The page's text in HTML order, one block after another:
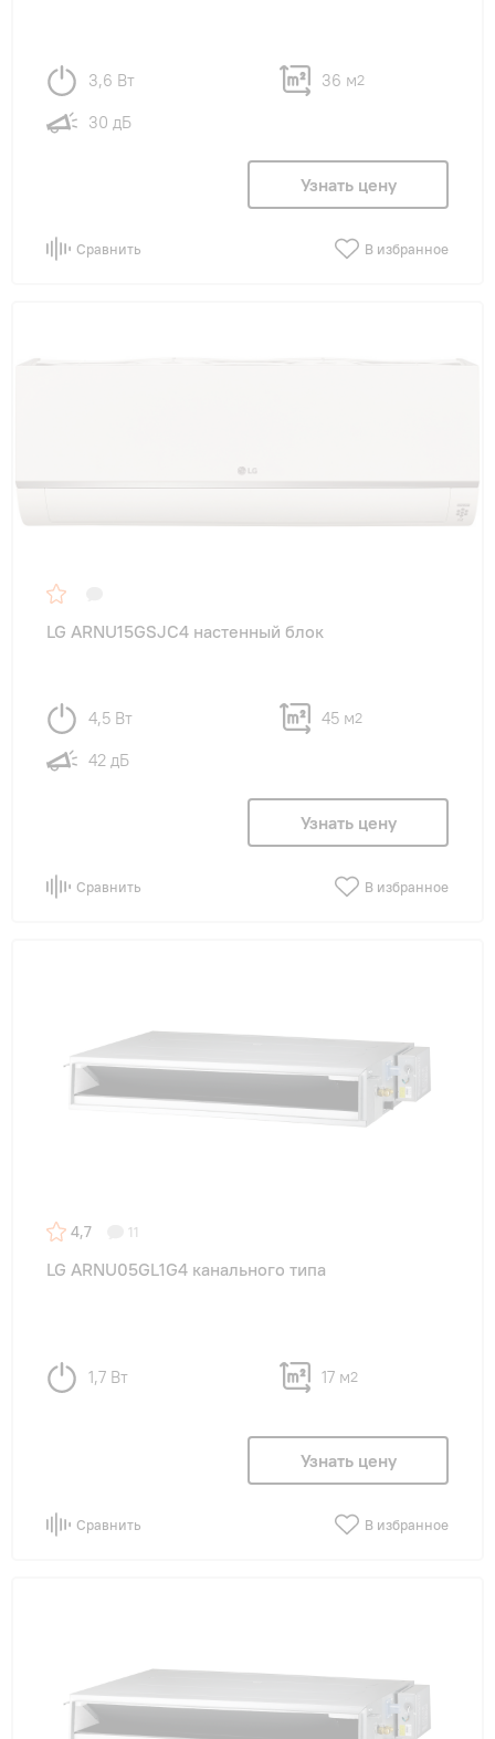
3,6 Вт 36 м2
30 дБ
Узнать цену
Сравнить В избранное
LG ARNU15GSJC4 настенный блок
4,5 Вт 45 м2
42 дБ
Узнать цену
Сравнить В избранное
4,7 11
LG ARNU05GL1G4 канального типа
1,7 Вт 17 м2
Узнать цену
Сравнить В избранное